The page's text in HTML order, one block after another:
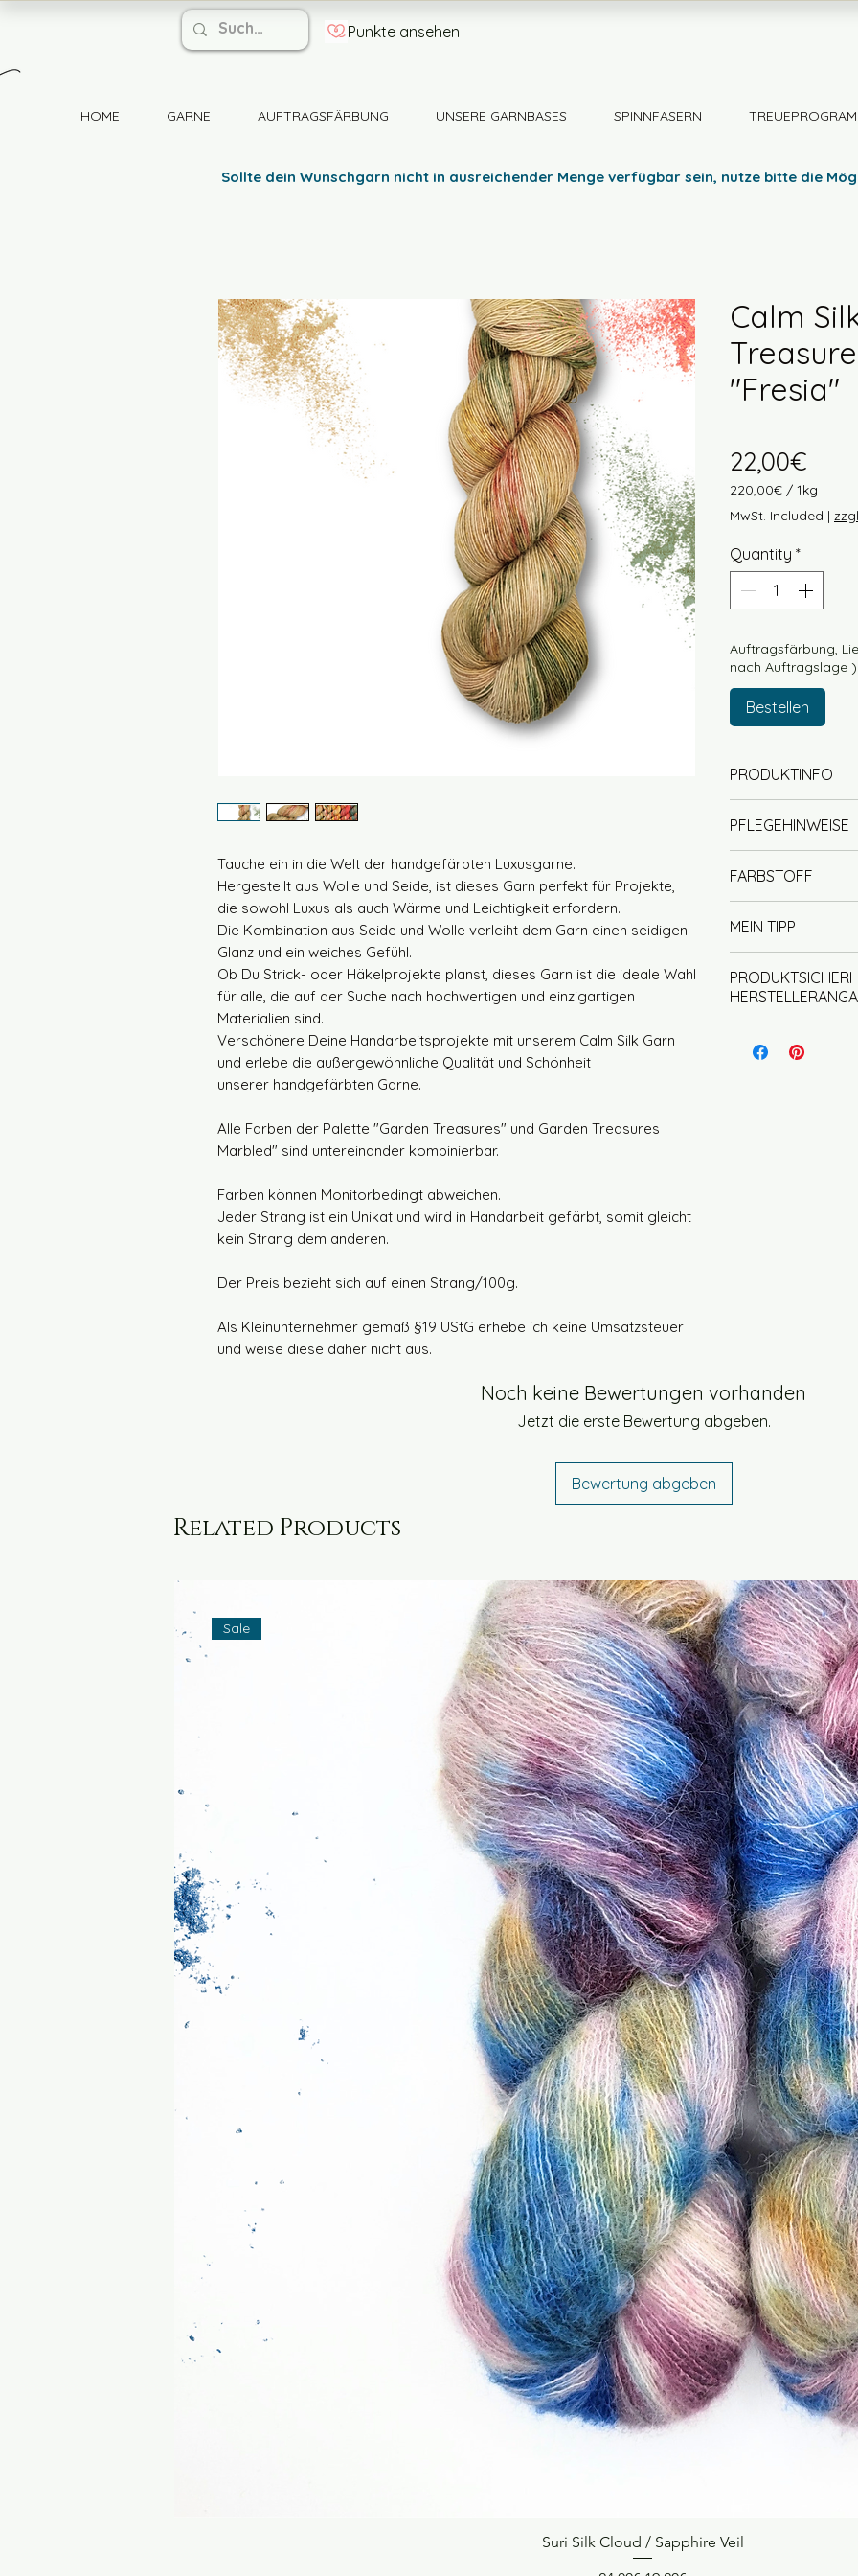
Punkte ansehen
HOME GARNE AUFTRAGSFÄRBUNG UNSERE GARNBASES SPINNFASERN
Tauche ein in die Welt der handgefärbten Luxusgarne.
Hergestellt aus Wolle und Seide, ist dieses Garn perfekt für Projekte,
die sowohl Luxus als auch Wärme und Leichtigkeit erfordern.
Die Kombination aus Seide und Wolle verleiht dem Garn einen seidigen
Glanz und ein weiches Gefühl.
Ob Du Strick- oder Häkelprojekte planst, dieses Garn ist die ideale Wahl
für alle, die auf der Suche nach hochwertigen und einzigartigen
Materialien sind.
Verschönere Deine Handarbeitsprojekte mit unserem Calm Silk Garn
und erlebe die außergewöhnliche Qualität und Schönheit
unserer handgefärbten Garne.
Alle Farben der Palette "Garden Treasures" und Garden Treasures
Marbled" sind untereinander kombinierbar.
Farben können Monitorbedingt abweichen.
Jeder Strang ist ein Unikat und wird in Handarbeit gefärbt, somit gleicht
kein Strang dem anderen.
Der Preis bezieht sich auf einen Strang/100g.
Als Kleinunternehmer gemäß §19 UStG erhebe ich keine Umsatzsteuer
und weise diese daher nicht aus.
Calm
"Fresia"
22,00€
220,00€ / 1kg
220,00€
per
1
Kilogram
MwSt. Included |
Quantity *
Auftragsfärbung,
nach Auftragslage ).
Bestellen
PRODUKTINFO
Lauflänge ca.
Singlegarn /
Nadelstärke 3,5
der Wollanteil
mulesingfrei
PFLEGEHINWEISE
(handwarm)
kein
nicht im
liegend
FARBSTOFF
gefärbt. Bei uns
und das spiegelt
wider.
Für die Färbung
Farben
MEIN TIPP
kein Strang dem
wechseln, so
Dieses Produkt
bestimmt. Garne
Stränge, lose
Kleinkindern
Produkt nur unter
offenem Feuer
fernhalten. Bitte
Allergien oder
angegebene
sämtliche Pflege-
Noch keine Bewertungen vorhanden
Jetzt die erste Bewertung abgeben.
Bewertung abgeben
Related Products
Quick View
Sale
Suri Silk Cloud / Sapphire Veil
Sollte dein Wunschgarn nicht in ausreichender Menge verfügbar sein, nutze bitte die